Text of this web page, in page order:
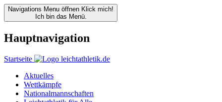
Navigations Menu öffnen Klick mich!
Ich bin das Menü.
Hauptnavigation
Startseite
Aktuelles
Wettkämpfe
Nationalmannschaften